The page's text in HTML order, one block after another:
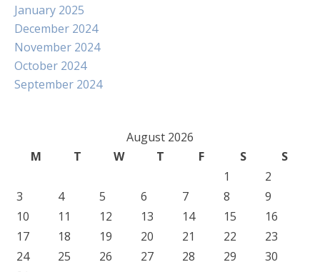
January 2025
December 2024
November 2024
October 2024
September 2024
August 2026
M
T W T F S
S
1
2
3
4 5 6 7 8
9
10
11 12 13 14 15
16
17
18 19 20 21 22
23
24
25 26 27 28 29
30